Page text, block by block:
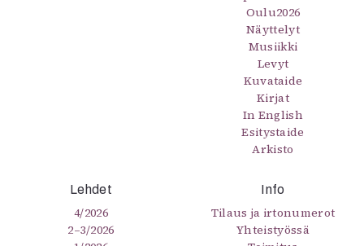
Oulu2026
Näyttelyt
Musiikki
Levyt
Kuvataide
Kirjat
In English
Esitystaide
Arkisto
Lehdet
4/2026
2–3/2026
Info
Tilaus ja irtonumerot
Yhteistyössä